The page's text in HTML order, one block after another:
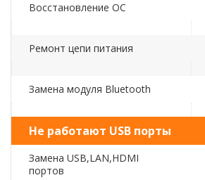
Восстановление ОС
Ремонт цепи питания
Замена модуля Bluetooth
Не работают USB порты
Замена USB,LAN,HDMI
портов